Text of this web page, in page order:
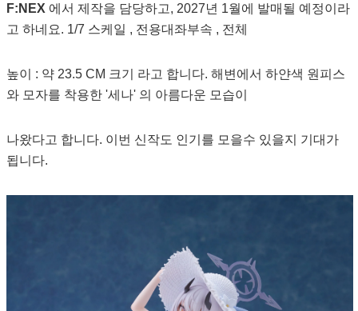
F:NEX 에서 제작을 담당하고, 2027년 1월에 발매될 예정이라
고 하네요. 1/7 스케일 , 전용대좌부속 , 전체
높이 : 약 23.5 CM 크기 라고 합니다. 해변에서 하얀색 원피스
와 모자를 착용한 '세나' 의 아름다운 모습이
나왔다고 합니다. 이번 신작도 인기를 모을수 있을지 기대가
됩니다.